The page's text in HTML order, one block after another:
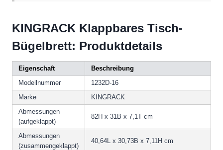
KINGRACK Klappbares Tisch-
Bügelbrett: Produktdetails
Eigenschaft
Beschreibung
Modellnummer
1232D-16
Marke
KINGRACK
Abmessungen
(aufgeklappt)
82H x 31B x 7,1T cm
Abmessungen
(zusammengeklappt)
40,64L x 30,73B x 7,11H cm